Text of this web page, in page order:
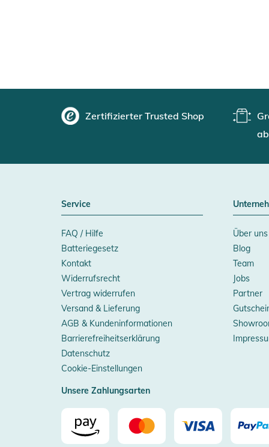
Zertifizierter Trusted Shop
Service
FAQ / Hilfe
Batteriegesetz
Kontakt
Widerrufsrecht
Vertrag widerrufen
Versand & Lieferung
AGB & Kundeninformationen
Barrierefreiheitserklärung
Datenschutz
Cookie-Einstellungen
Über uns
Blog
Team
Jobs
Partner
Unsere Zahlungsarten